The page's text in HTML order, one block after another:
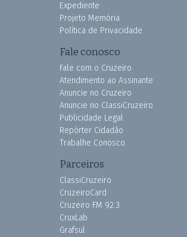
Expediente
Projeto Memória
Política de Privacidade
Fale conosco
Fale com o Cruzeiro
Atendimento ao Assinante
Anuncie no Cruzeiro
Anuncie no ClassiCruzeiro
Publicidade Legal
Repórter Cidadão
Trabalhe Conosco
Parceiros
ClassiCruzeiro
CruzeiroCard
Cruzeiro FM 92.3
CruxLab
Grafsul